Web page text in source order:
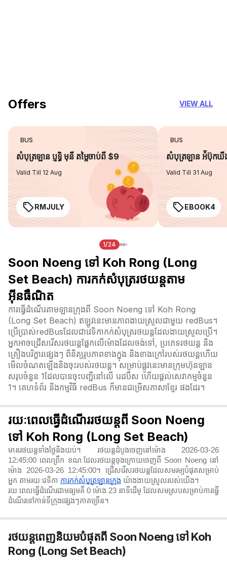
Offers VIEW ALL
BUS
សំបុត្រឡាន ប្ញទ្ធិ មុនី តម្លៃចាប់ពី $9
Valid Till 12 Aug
RMJULY
BUS
សំបុត្រឡាន អ៉ីប៊ុកឃី
Valid Till 31 Aug
EBOOK4
1/24
Soon Noeng ទៅ Koh Rong (Long
Set Beach) ការកក់សំបុត្ររថយន្តតាម
អ៊ីនធឺណិត
ការធ្វើដំណើរតាមឡានក្រុងពី Soon Noeng ទៅ Koh Rong
(Long Set Beach) ឥឡូវនេះមានភាពងាយស្រួលជាមួយ redBus។
ប្រើប្រាស់redBusដែលជាវេទិកាកក់សំបុត្ររថយន្តដែលងាយស្រួលប្រើ។
អ្នកអាចជ្រើសរើសរថយន្តផ្អែកលើម៉ោងដែលចង់ទៅ, ប្រភេទរថយន្ត និង
គ្រឿងបរិក្ខារផ្សេងៗ ពិនិត្យរូបភាពខាងក្នុង និងខាងក្រៅរបស់រថយន្តហើយ
មើលចំណតឡើងនិងចុះរបស់រថយន្ត។ សម្រាប់ផ្លូវនេះមានក្រុមហ៊ុនឡាន
សរុបចំនួន 1ដែលបានចុះបញ្ជីនៅលើ រេដបឹស ហើយផ្តល់សេវាកម្មចំនួន
1។ គេហទំព័រ និងកម្មវិធី redBus ក៏មានជម្រើសភាសាខ្មែរ ផងដែរ។
រយៈពេលធ្វើដំណើររថយន្តពី Soon Noeng
ទៅ Koh Rong (Long Set Beach)
មានរថយន្តទាំងថ្ងៃនិងយប់។ រថយន្តដំបូងចេញនៅម៉ោង 2026-03-26
12:45:00 ពេលព្រឹក ខណៈដែលរថយន្តចុងក្រោយចេញពី Soon Noeng នៅ
ម៉ោង 2026-03-26 12:45:00។ ជ្រើសរើសរថយន្តដែលសមរម្យបំផុតសម្រាប់
អ្នក តាមរយៈវេទិកា ការកក់សំបុត្រឡានក្រុង យ៉ាងងាយស្រួលរបស់យើង។
រយៈពេលធ្វើដំណើរជាមធ្យមគឺ 0 ម៉ោង 23 នាទី​ដើម្ ដែលសមស្របសម្រាប់ការធ្វើ
ដំណើរទៅកាន់ទីក្រុងផ្សេងៗភាគច្រើន។
រថយន្តពេញនិយមបំផុតពី Soon Noeng ទៅ Koh
Rong (Long Set Beach)